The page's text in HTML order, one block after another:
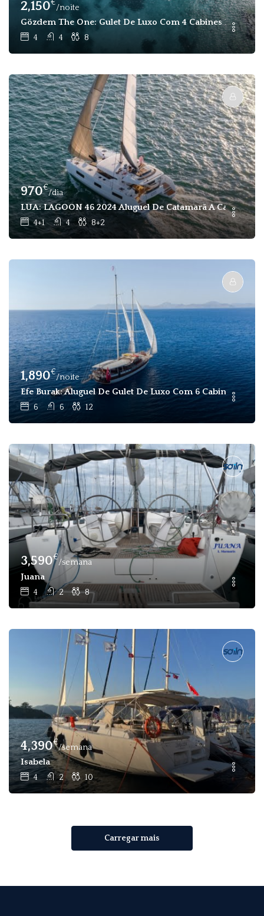
2,150€
/noite
Gözdem The One: Gulet De Luxo Com 4 Cabines E 8
4 4 8
970€
/dia
LUA: LAGOON 46 2024 Aluguel De Catamarã A Casco Nu
4+1 4 8+2
1,890€
/noite
Efe Burak: Aluguel De Gulet De Luxo Com 6 Cabines E 12
6 6 12
3,590€
/semana
Juana
4 2 8
4,390€
/semana
Isabela
4 2 10
Carregar mais